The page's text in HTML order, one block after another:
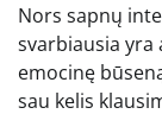
Nors sapnų
svarbiausia yra
emocinę
sau kelis